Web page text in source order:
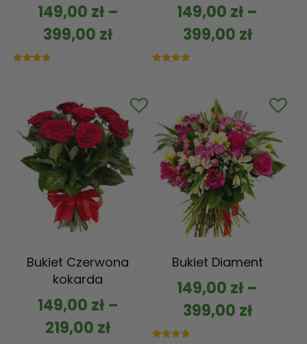
149,00 zł–
399,00 zł
149,00 zł –
399,00 zł
Bukiet Czerwona
kokarda
149,00 zł–
219,00 zł
Bukiet Diament
149,00 zł –
399,00 zł